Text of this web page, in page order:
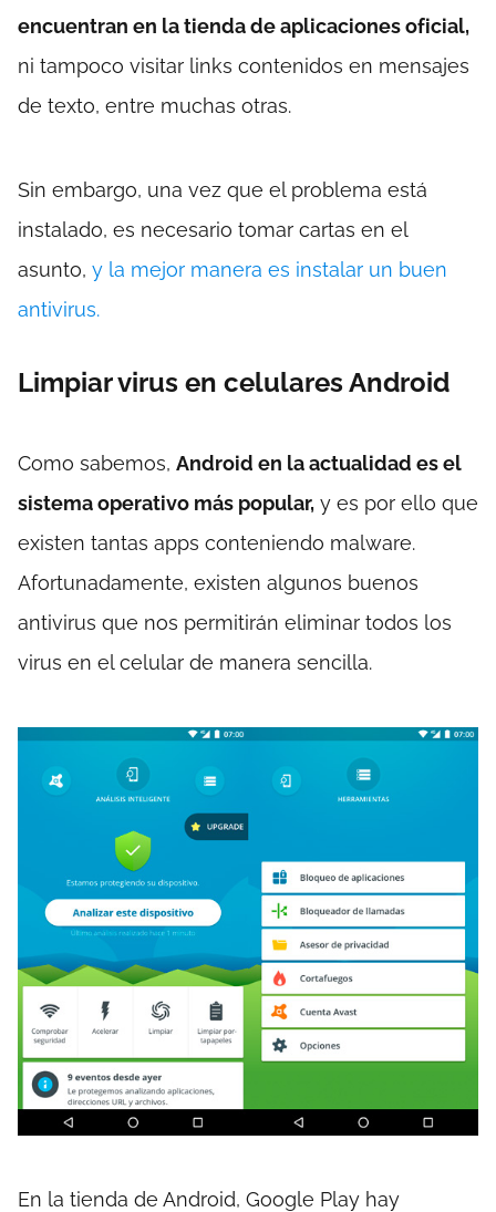
encuentran en la tienda de aplicaciones oficial,
ni tampoco visitar links contenidos en mensajes
de texto, entre muchas otras.
Sin embargo, una vez que el problema está
instalado, es necesario tomar cartas en el
asunto, y la mejor manera es instalar un buen
antivirus.
Limpiar virus en celulares Android
Como sabemos, Android en la actualidad es el
sistema operativo más popular, y es por ello que
existen tantas apps conteniendo malware.
Afortunadamente, existen algunos buenos
antivirus que nos permitirán eliminar todos los
virus en el celular de manera sencilla.
En la tienda de Android, Google Play hay